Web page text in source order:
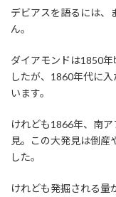
デビアスを語るには、
ん。
ダイアモンドは1850
したが、1860年代に
います。
けれども1866年、南
見。この大発見は倒産
した。
けれども発掘される量